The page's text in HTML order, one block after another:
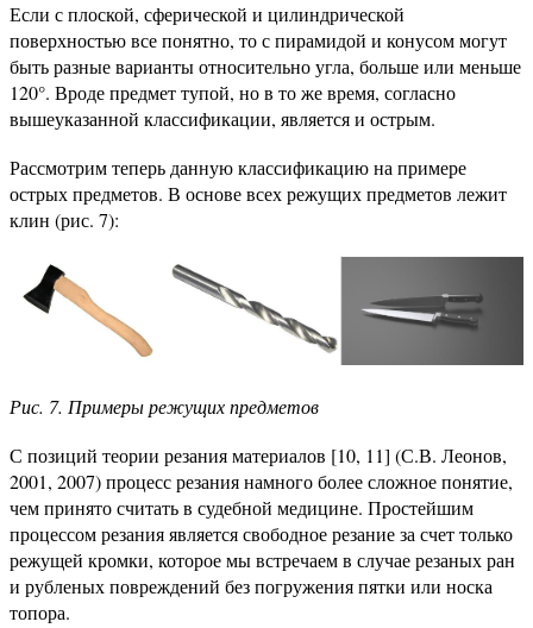
Если с плоской, сферической и цилиндрической
поверхностью все понятно, то с пирамидой и конусом могут
быть разные варианты относительно угла, больше или меньше
120°. Вроде предмет тупой, но в то же время, согласно
вышеуказанной классификации, является и острым.
Рассмотрим теперь данную классификацию на примере
острых предметов. В основе всех режущих предметов лежит
клин (рис. 7):
Рис. 7. Примеры режущих предметов
С позиций теории резания материалов [10, 11] (С.В. Леонов,
2001, 2007) процесс резания намного более сложное понятие,
чем принято считать в судебной медицине. Простейшим
процессом резания является свободное резание за счет только
режущей кромки, которое мы встречаем в случае резаных ран
и рубленых повреждений без погружения пятки или носка
топора.